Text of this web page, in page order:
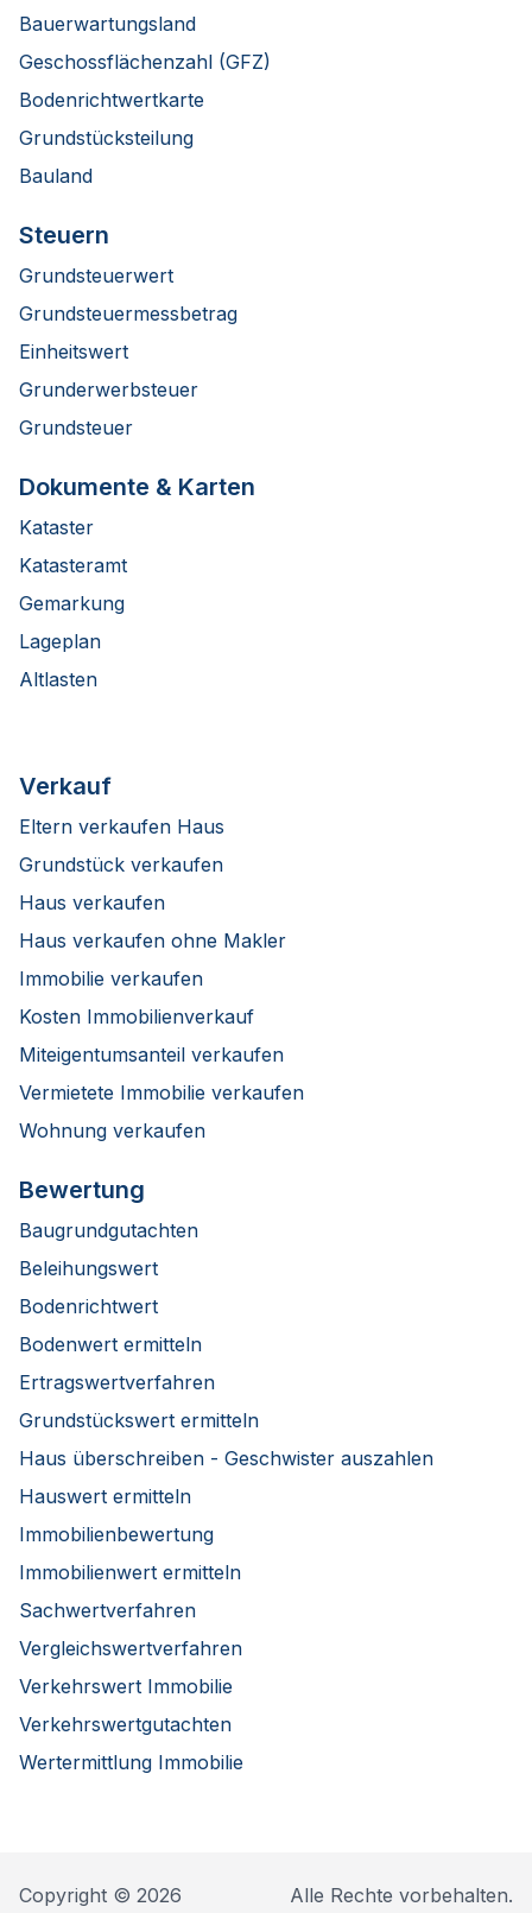
Bauerwartungsland
Geschossflächenzahl (GFZ)
Bodenrichtwertkarte
Grundstücksteilung
Bauland
Steuern
Grundsteuerwert
Grundsteuermessbetrag
Einheitswert
Grunderwerbsteuer
Grundsteuer
Dokumente & Karten
Kataster
Katasteramt
Gemarkung
Lageplan
Altlasten
Verkauf
Eltern verkaufen Haus
Grundstück verkaufen
Haus verkaufen
Haus verkaufen ohne Makler
Immobilie verkaufen
Kosten Immobilienverkauf
Miteigentumsanteil verkaufen
Vermietete Immobilie verkaufen
Wohnung verkaufen
Bewertung
Baugrundgutachten
Beleihungswert
Bodenrichtwert
Bodenwert ermitteln
Ertragswertverfahren
Grundstückswert ermitteln
Haus überschreiben - Geschwister auszahlen
Hauswert ermitteln
Immobilienbewertung
Immobilienwert ermitteln
Sachwertverfahren
Vergleichswertverfahren
Verkehrswert Immobilie
Verkehrswertgutachten
Wertermittlung Immobilie
Copyright © 2026
Alle Rechte vorbehalten.